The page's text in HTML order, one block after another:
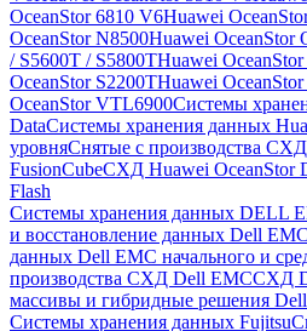
OceanStor 6810 V6Huawei
OceanStor N8500Huawei OceanStor
/ S5600T / S5800THuawei
OceanStor S2200THuawei
OceanStor VTL6900Системы
DataСистемы хранения данных
уровняСнятые с производства
FusionCubeСХД Huawei OceanStor
Flash
Системы хранения данных DELL
и восстановление данных Dell EMC
данных Dell EMC начального и
производства СХД Dell EMCСХД
массивы и гибридные решения
Системы хранения данных Fujitsu